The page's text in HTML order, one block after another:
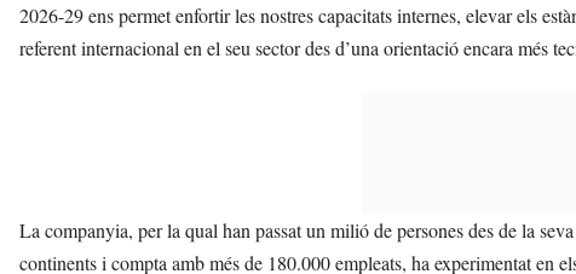
2026-29 ens permet enfortir les nostres capacitats internes, elevar els
referent internacional en el seu sector des d’una orientació encara més
La companyia, per la qual han passat un milió de persones des de la
continents i compta amb més de 180.000 empleats, ha experimentat en